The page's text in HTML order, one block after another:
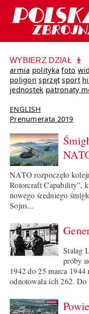
WYBIERZ DZIAŁ
armia polityka foto
poligon sprzęt sport
jednostek patronaty
ENGLISH
Prenumerata 2019
NATO rozpoczęło
Rotorcraft Capability”,
nowego średniego
Sojus...
Stalag
próby
1942 do 25 marca
odnotowała ich 262.